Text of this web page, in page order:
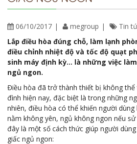
06/10/2017 megroup
Tin
Lắp điều hòa đúng chỗ, làm lạnh
điều chỉnh nhiệt độ và tốc độ quạt
sinh máy định kỳ… là những việc
ngủ ngon.
Điều hòa đã trở thành thiết bị không thể
đình hiện nay, đặc biệt là trong những
nhiên, điều hòa có thể khiến người
nằm không yên, ngủ không ngon nếu
đây là một số cách thức giúp người
giấc ngủ ngon: